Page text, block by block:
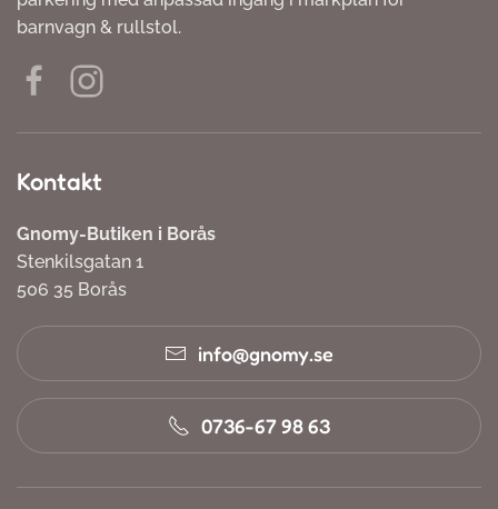
barnvagn & rullstol.
Kontakt
Gnomy-Butiken i Borås
Stenkilsgatan 1
506 35 Borås
info@gnomy.se
0736-67 98 63